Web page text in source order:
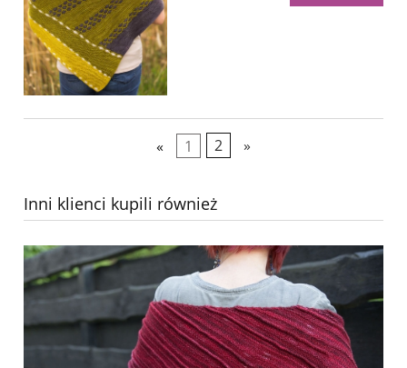
« 1 2 »
Inni klienci kupili również